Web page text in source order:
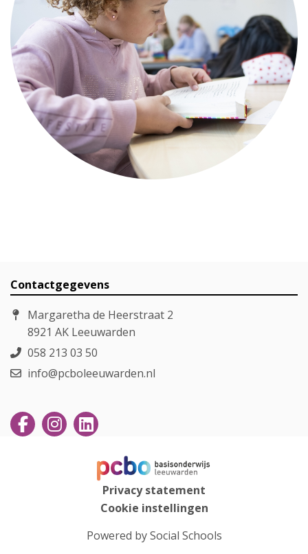
Contactgegevens
Margaretha de Heerstraat 2
8921 AK Leeuwarden
058 213 03 50
info@pcboleeuwarden.nl
Privacy statement
Cookie instellingen
Powered bySocial Schools